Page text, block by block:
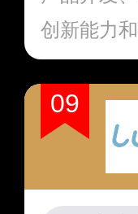
创新能力
09